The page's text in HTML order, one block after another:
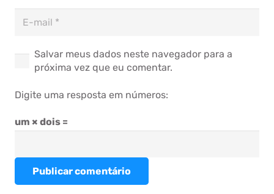
Salvar meus dados neste navegador para a
próxima vez que eu comentar.
Digite uma resposta em números:
um × dois =
Publicar comentário